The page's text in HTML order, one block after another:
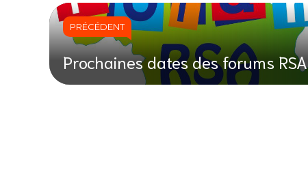
PRÉCÉDENT
Prochaines dates des forums RSA